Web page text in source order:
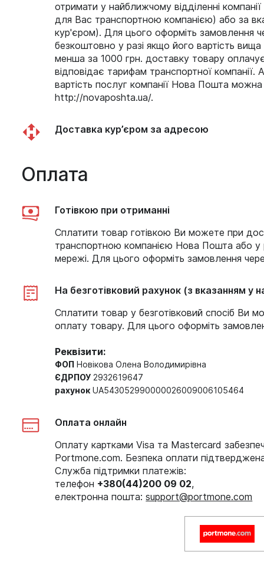
отримати у найближчому відділенні
для Вас транспортною компанією) або за
кур'єром). Для цього оформіть замовлення
безкоштовно у разі якщо його вартість
менша за 1000 грн. доставку товару
відповідає тарифам транспортної
вартість послуг компанії Нова Пошта можна
http://novaposhta.ua/.
Доставка кур’єром за адресою
Оплата
Готівкою при отриманні
Сплатити товар готівкою Ви можете при
транспортною компанією Нова Пошта або у
мережі. Для цього оформіть замовлення
На безготівковий рахунок (з вказанням у
Сплатити товар у безготівковий спосіб Ви
оплату товару. Для цього оформіть
Реквізити:
ФОП Новікова Олена Володимирівна
ЄДРПОУ 2932619647
рахунок UA543052990000026009006105464
Оплата онлайн
Оплату картками Visa та Mastercard
Portmone.com. Безпека оплати
Служба підтримки платежів:
телефон +380(44)200 09 02,
електронна пошта:support@portmone.com